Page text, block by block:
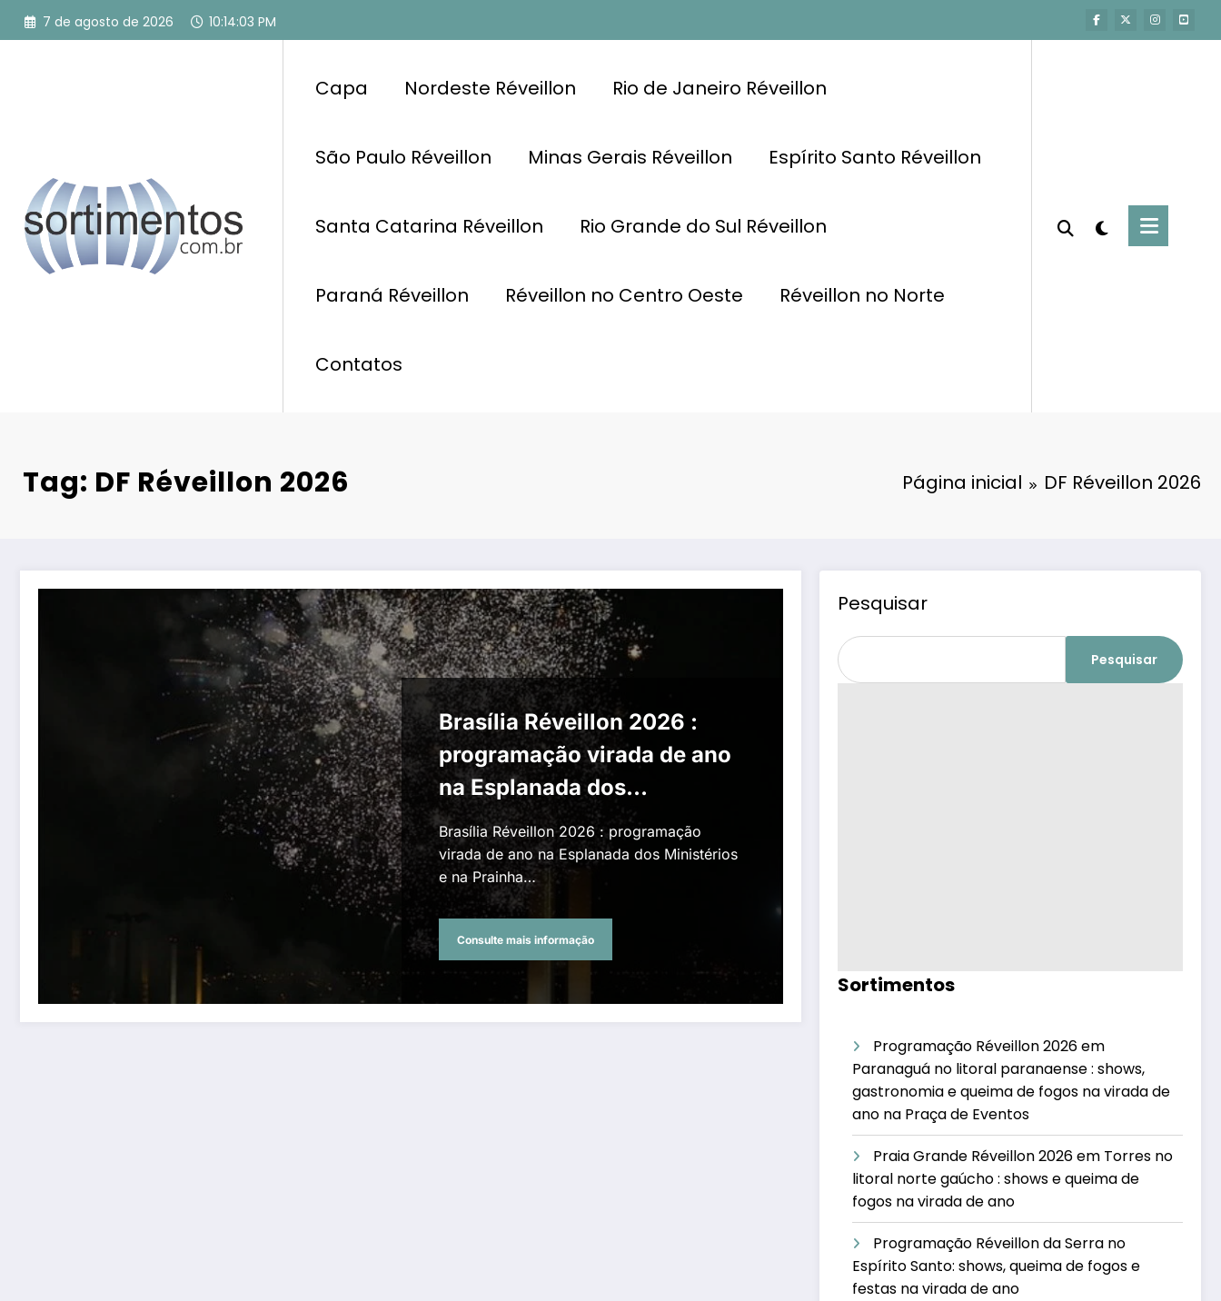
Pular
para
7 de agosto de 2026 10:14:04 PM
Capa Nordeste Réveillon Rio de Janeiro Réveillon
São Paulo Réveillon Minas Gerais Réveillon Espírito Santo Réveillon
Santa Catarina Réveillon Rio Grande do Sul Réveillon
Paraná Réveillon Réveillon no Centro Oeste Réveillon no Norte
Contatos
Tag: DF Réveillon 2026 Página inicial DF Réveillon 2026
Brasília Réveillon 2026 :
programação virada de ano
na Esplanada dos
Ministérios e na Prainha
Brasília Réveillon 2026 : programação
virada de ano na Esplanada dos Ministérios
e na Prainha…
Consulte mais informação
Pesquisar
Pesquisar
Sortimentos
Programação Réveillon 2026 em
Paranaguá no litoral paranaense : shows,
gastronomia e queima de fogos na virada de
ano na Praça de Eventos
Praia Grande Réveillon 2026 em Torres no
litoral norte gaúcho : shows e queima de
fogos na virada de ano
Programação Réveillon da Serra no
Espírito Santo: shows, queima de fogos e
festas na virada de ano